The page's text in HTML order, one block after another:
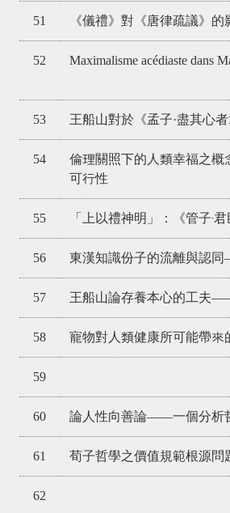
51 《儀禮》對《唐律疏議》
52 Maximalisme acédiaste dans
53 王船山對於《孟子·盡其心
54
倫理關照下的人類幸福之概
可行性
55 「上以禮神明」：《管子‧
56 東漢知識份子的流離與認
57 王船山論存養本心的工夫
58 寵物對人類健康所可能帶
59
60 論人性向善論——一個分析
61 荀子哲學之價值規範根源
62